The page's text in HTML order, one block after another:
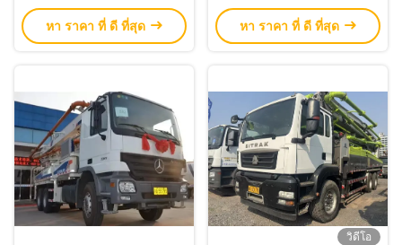
SYM5350THB อุปกรณ์
ก่อสร้าง
หา ราคา ที่ ดี ที่สุด
เมตร ติดกับชาสี VOLVO
หา ราคา ที่ ดี ที่สุด
วิดีโอ